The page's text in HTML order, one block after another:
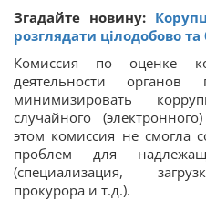
Згадайте новину:
розглядати цілодобово
Комиссия по оценке
деятельности органов
минимизировать
случайного
этом комиссия не смогла
проблем для
(специализация,
прокурора и т.д.).